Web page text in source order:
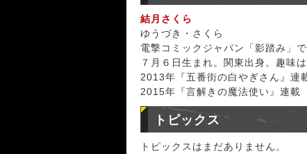
結月さくら
ゆうづき・さくら
電撃コミックジャパン「影踏み」
７月６日生まれ。関東出身。趣味
2013年『五番街の白やぎさん』連
2015年『言解きの魔法使い』連載
トピックス
トピックスはまだありません。